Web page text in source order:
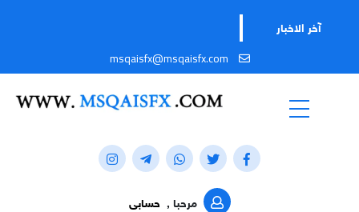
آخر الاخبار
msqaisfx@msqaisfx.com
مرحبا , حسابى